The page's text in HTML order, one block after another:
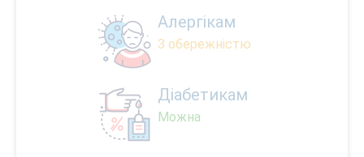
Алергікам
З обережністю
Діабетикам
Можна